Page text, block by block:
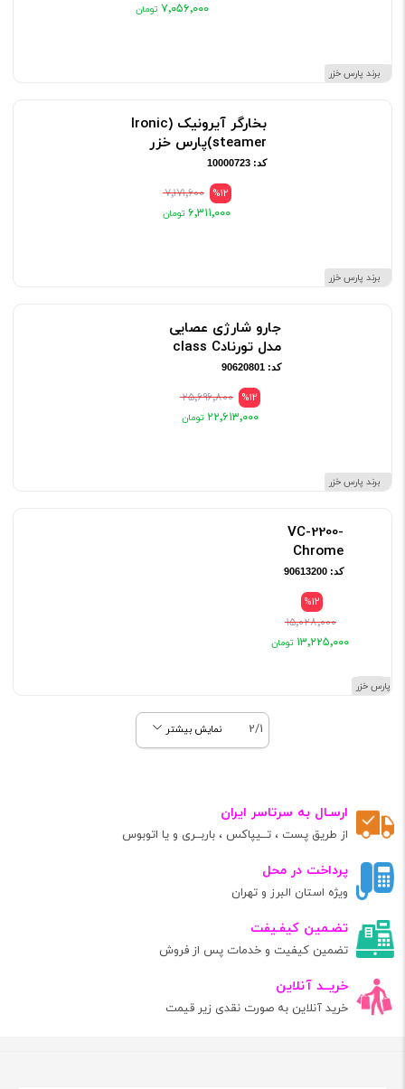
برند پارس خزر
۷٬۰۵۶٬۰۰۰
برند پارس خزر
بخارگر آیرونیک (Ironic
steamer)پارس خزر
کد: 10000723
%12 ۷٬۱۷۱٬۶۰۰
۶٬۳۱۱٬۰۰۰
برند پارس خزر
جارو شارژی عصایی
مدل تورنادclass C
کد: 90620801
%12 ۲۵٬۶۹۶٬۸۰۰
۲۲٬۶۱۳٬۰۰۰
برند پارس خزر
VC-2200-
Chrome
کد: 90613200
%12
۱۵٬۰۲۸٬۰۰۰
۱۳٬۲۲۵٬۰۰۰
2/1 نمایش بیشتر
ارسـال به سرتاسر ایران
از طریق پست ، تــیپاکس ، باربــری و یا اتوبوس
پرداخت در محل
ویژه استان البرز و تهران
تضـمین کیفـیفت
تضمین کیفیت و خدمات پس از فروش
خریــد آنلاین
خرید آنلاین به صورت نقدی زیر قیمت